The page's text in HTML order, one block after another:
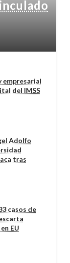
empresarial
del IMSS
Adolfo
tras
casos de
EU